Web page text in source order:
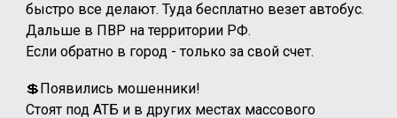
быстро все делают. Туда бесплатно везет автобус.
Дальше в ПВР на территории РФ.
Если обратно в город - только за свой счет.
💲Появились мошенники!
Стоят под АТБ и в других местах массового